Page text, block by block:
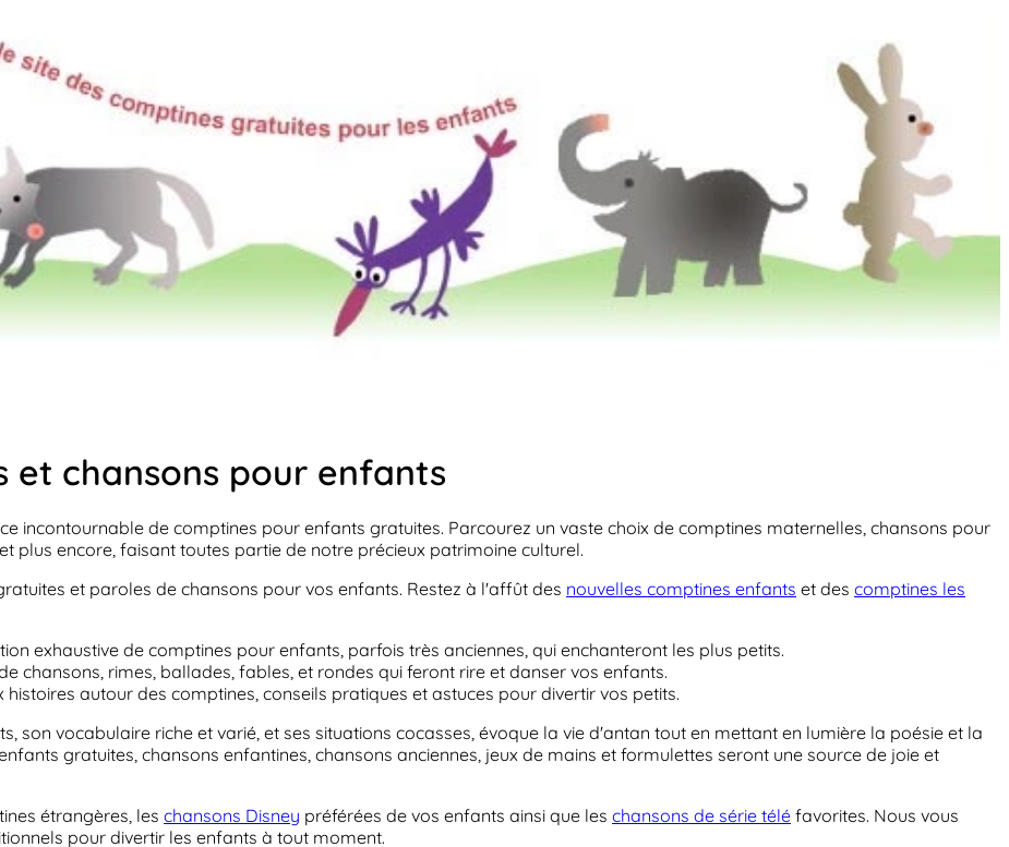
chansons pour enfants
incontournable de comptines pour enfants gratuites. Parcourez un vaste choix de comptines maternelles, chansons pour
plus encore, faisant toutes partie de notre précieux patrimoine culturel.
et paroles de chansons pour vos enfants. Restez à l'affût des nouvelles comptines enfants et des comptines les
exhaustive de comptines pour enfants, parfois très anciennes, qui enchanteront les plus petits.
chansons, rimes, ballades, fables, et rondes qui feront rire et danser vos enfants.
histoires autour des comptines, conseils pratiques et astuces pour divertir vos petits.
son vocabulaire riche et varié, et ses situations cocasses, évoque la vie d'antan tout en mettant en lumière la poésie et la
gratuites, chansons enfantines, chansons anciennes, jeux de mains et formulettes seront une source de joie et
étrangères, les chansons Disney préférées de vos enfants ainsi que les chansons de série télé favorites. Nous vous
pour divertir les enfants à tout moment.